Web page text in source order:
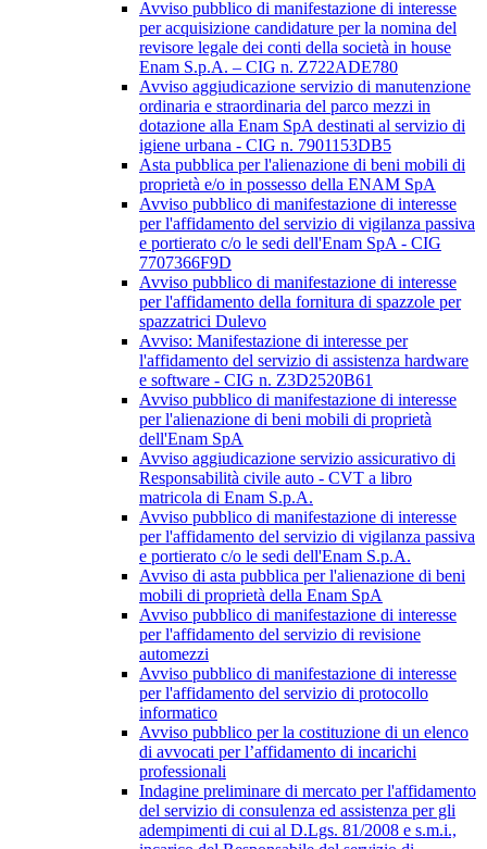
Avviso pubblico di manifestazione di interesse
per acquisizione candidature per la nomina del
revisore legale dei conti della società in house
Enam S.p.A. – CIG n. Z722ADE780
Avviso aggiudicazione servizio di manutenzione
ordinaria e straordinaria del parco mezzi in
dotazione alla Enam SpA destinati al servizio di
igiene urbana - CIG n. 7901153DB5
Asta pubblica per l'alienazione di beni mobili di
proprietà e/o in possesso della ENAM SpA
Avviso pubblico di manifestazione di interesse
per l'affidamento del servizio di vigilanza passiva
e portierato c/o le sedi dell'Enam SpA - CIG
7707366F9D
Avviso pubblico di manifestazione di interesse
per l'affidamento della fornitura di spazzole per
spazzatrici Dulevo
Avviso: Manifestazione di interesse per
l'affidamento del servizio di assistenza hardware
e software - CIG n. Z3D2520B61
Avviso pubblico di manifestazione di interesse
per l'alienazione di beni mobili di proprietà
dell'Enam SpA
Avviso aggiudicazione servizio assicurativo di
Responsabilità civile auto - CVT a libro
matricola di Enam S.p.A.
Avviso pubblico di manifestazione di interesse
per l'affidamento del servizio di vigilanza passiva
e portierato c/o le sedi dell'Enam S.p.A.
Avviso di asta pubblica per l'alienazione di beni
mobili di proprietà della Enam SpA
Avviso pubblico di manifestazione di interesse
per l'affidamento del servizio di revisione
automezzi
Avviso pubblico di manifestazione di interesse
per l'affidamento del servizio di protocollo
informatico
Avviso pubblico per la costituzione di un elenco
di avvocati per l’affidamento di incarichi
professionali
Indagine preliminare di mercato per l'affidamento
del servizio di consulenza ed assistenza per gli
adempimenti di cui al D.Lgs. 81/2008 e s.m.i.,